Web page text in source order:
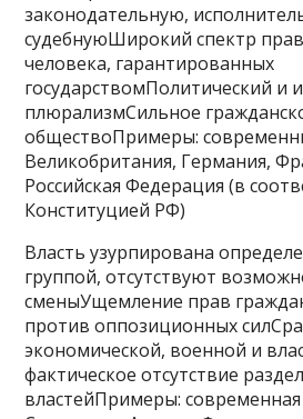
законодательную,
судебнуюШирокий спектр
человека, гарантированных
государствомПолитический и
плюрализмСильное
обществоПримеры:
Великобритания, Германия,
Российская Федерация (в
Конституцией РФ)
Власть узурпирована
группой, отсутствуют
сменыУщемление прав
против оппозиционных
экономической, военной и
фактическое отсутствие
властейПримеры: